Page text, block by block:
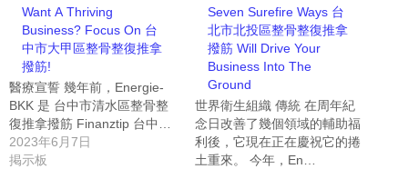
Want A Thriving
Business? Focus On 台
中市大甲區整骨整復推拿
撥筋!
醫療宣誓 幾年前，Energie-
BKK 是 台中市清水區整骨整
復推拿撥筋 Finanztip 台中…
2023年6月7日
掲示板
Seven Surefire Ways 台
北市北投區整骨整復推拿
撥筋 Will Drive Your
Business Into The
Ground
世界衛生組織 傳統 在周年紀
念日改善了幾個領域的輔助福
利後，它現在正在慶祝它的捲
土重來。 今年，En…